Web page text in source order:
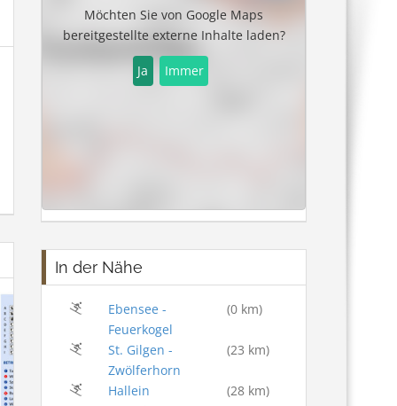
Möchten Sie von Google Maps
bereitgestellte externe Inhalte laden?
Ja Immer
In der Nähe
Ebensee -
Feuerkogel
(0 km)
St. Gilgen -
Zwölferhorn
(23 km)
Hallein
(28 km)